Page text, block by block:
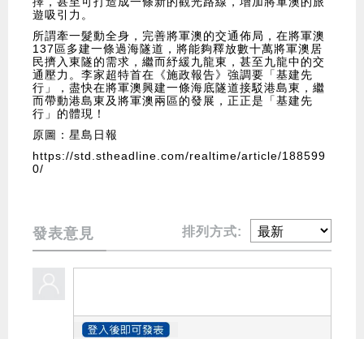
遊吸引力。
所謂牽一髮動全身，完善將軍澳的交通佈局，在將軍澳
137區多建一條過海隧道，將能夠釋放數十萬將軍澳居
民擠入東隧的需求，繼而紓緩九龍東，甚至九龍中的交
通壓力。李家超特首在《施政報告》強調要「基建先
行」，盡快在將軍澳興建一條海底隧道接駁港島東，繼
而帶動港島東及將軍澳兩區的發展，正正是「基建先
行」的體現！
原圖：星島日報
https://std.stheadline.com/realtime/article/188599
0/
發表意見 排列方式: